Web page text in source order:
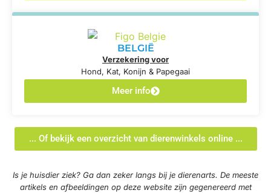
BELGIË
Verzekering voor
Hond, Kat, Konijn & Papegaai
Meer info
... Of bekijk een overzicht van dierenwinkels online ...
Is je huisdier ziek? Ga dan zeker langs bij je dierenarts. De meeste
artikels en afbeeldingen op deze website zijn gegenereerd met